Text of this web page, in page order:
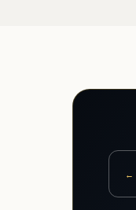
←